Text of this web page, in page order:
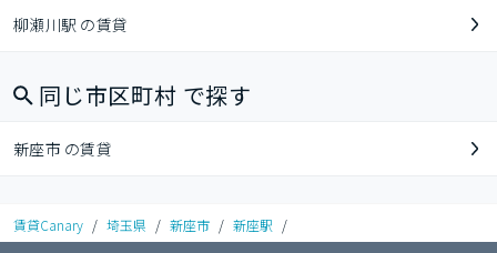
柳瀬川駅 の賃貸
同じ市区町村 で探す
新座市 の賃貸
賃貸Canary / 埼玉県 / 新座市 / 新座駅 /